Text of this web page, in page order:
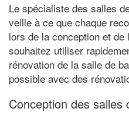
Le spécialiste des salles
veille à ce que chaque
lors de la conception et de
souhaitez utiliser
rénovation de la salle de
possible avec des
Conception des salles